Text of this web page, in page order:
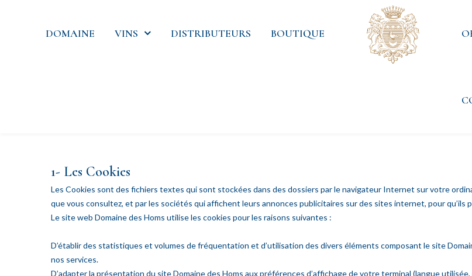
DOMAINE VINS DISTRIBUTEURS BOUTIQUE
1- Les Cookies
Les Cookies sont des fichiers textes qui sont stockées dans des dossiers par le navigateur Internet sur votre
que vous consultez, et par les sociétés qui affichent leurs annonces publicitaires sur des sites internet, pour qu’ils
Le site web Domaine des Homs utilise les cookies pour les raisons suivantes :
D’établir des statistiques et volumes de fréquentation et d’utilisation des divers éléments composant le site
nos services.
D’adapter la présentation du site Domaine des Homs aux préférences d’affichage de votre terminal (langue